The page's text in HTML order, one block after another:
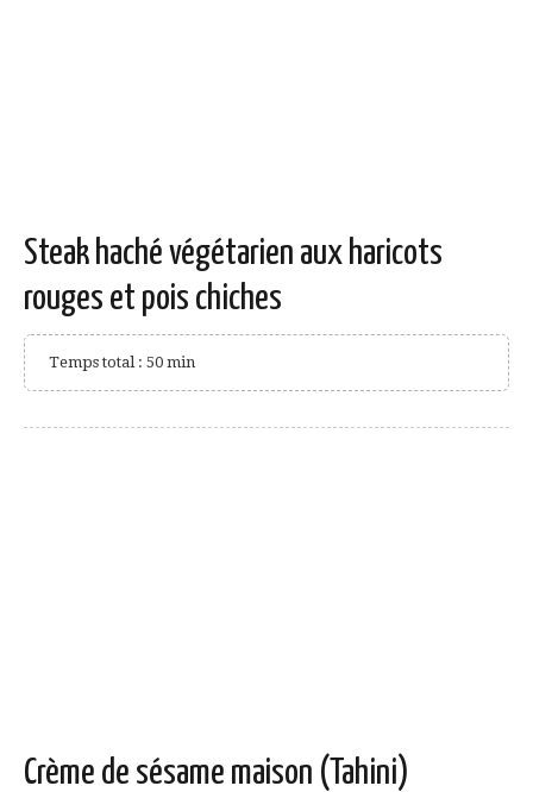
Steak haché végétarien aux haricots
rouges et pois chiches
Temps total : 50 min
Crème de sésame maison (Tahini)